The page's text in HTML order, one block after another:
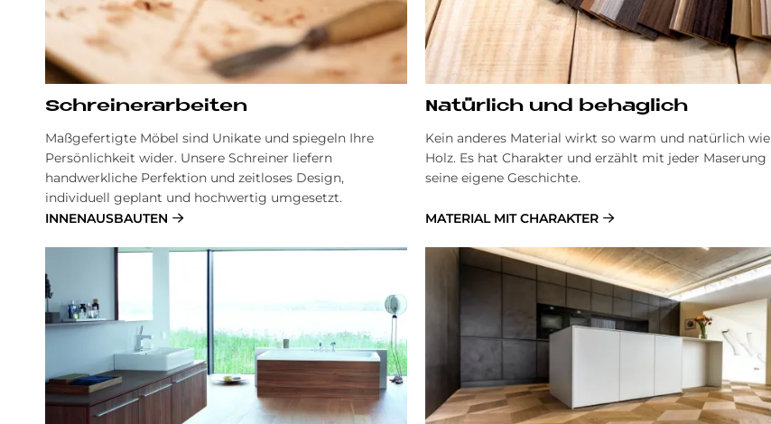
Schrei­ner­ar­bei­ten
Maßgefertigte Möbel sind Unikate und spiegeln Ihre
Persönlichkeit wider. Unsere Schreiner liefern
handwerkliche Perfektion und zeitloses Design,
individuell geplant und hochwertig umgesetzt.
INNENAUSBAUTEN
Na­tür­lich und be­hag­lich
Kein anderes Material wirkt so warm und natürlich wie
Holz. Es hat Charakter und erzählt mit jeder Maserung
seine eigene Geschichte.
MATERIAL MIT CHARAKTER